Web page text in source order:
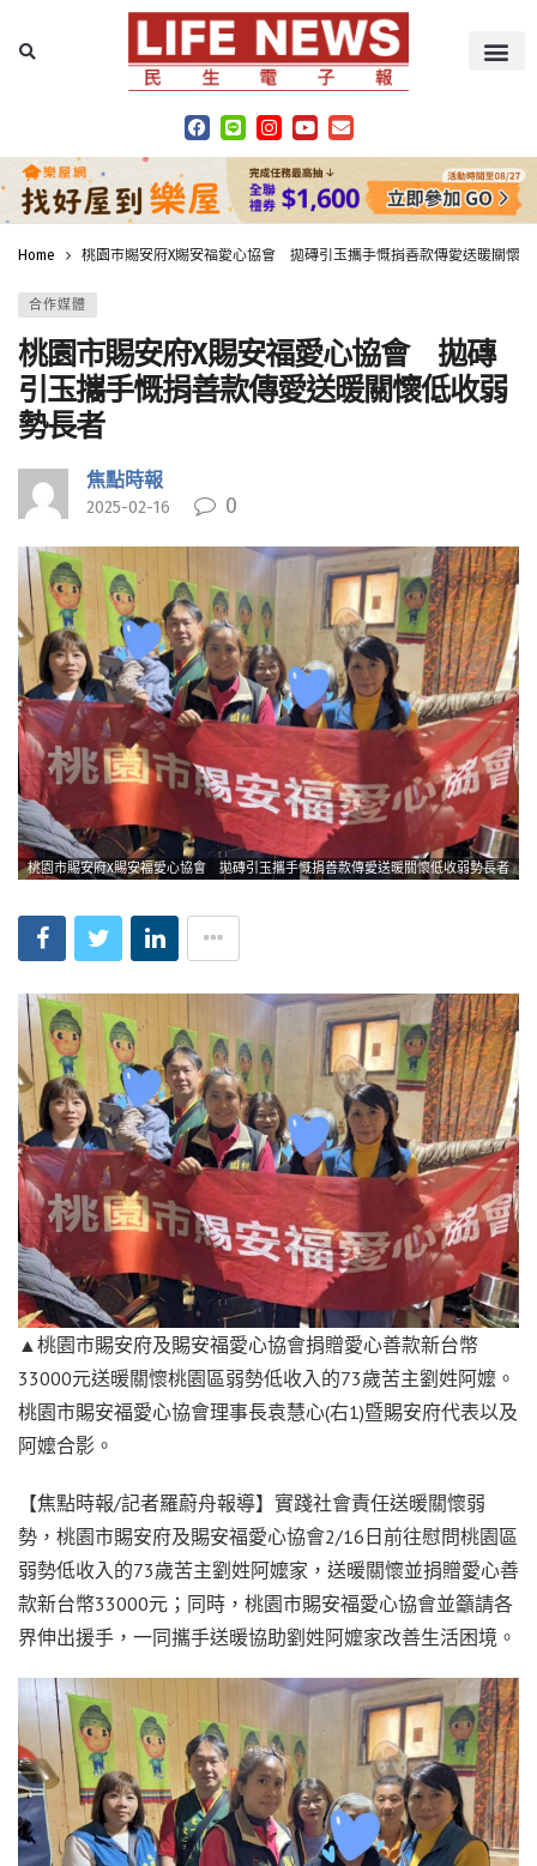
Home 桃園市賜安府X賜安福愛心協會 拋磚引玉攜手慨捐善款傳愛送暖關懷
合作媒體
桃園市賜安府X賜安福愛心協會 拋磚
引玉攜手慨捐善款傳愛送暖關懷低收弱
勢長者
焦點時報
2025-02-16 0
桃園市賜安府X賜安福愛心協會 拋磚引玉攜手慨捐善款傳愛送暖關懷低收弱勢長者
▲桃園市賜安府及賜安福愛心協會捐贈愛心善款新台幣
33000元送暖關懷桃園區弱勢低收入的73歲苦主劉姓阿嬤。
桃園市賜安福愛心協會理事長袁慧心(右1)暨賜安府代表以及
阿嬤合影。
【焦點時報/記者羅蔚舟報導】實踐社會責任送暖關懷弱
勢，桃園市賜安府及賜安福愛心協會2/16日前往慰問桃園區
弱勢低收入的73歲苦主劉姓阿嬤家，送暖關懷並捐贈愛心善
款新台幣33000元；同時，桃園市賜安福愛心協會並籲請各
界伸出援手，一同攜手送暖協助劉姓阿嬤家改善生活困境。